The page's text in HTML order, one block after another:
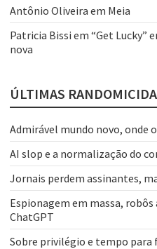
Antônio Oliveira em Meia
Patricia Bissi em “Get Lucky”
nova
ÚLTIMAS
Admirável mundo novo, onde
AI slop e a normalização do
Jornais perdem assinantes,
Espionagem em massa, robôs
ChatGPT
Sobre privilégio e tempo para